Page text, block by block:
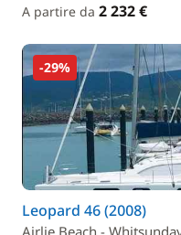
A partire da 2 232 €
-29%
Leopard 46 (2008)
Airlie Beach -